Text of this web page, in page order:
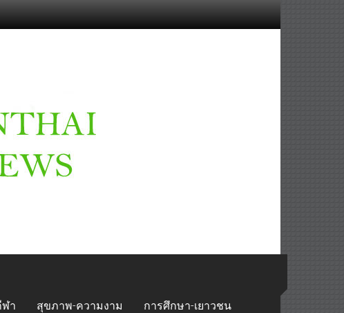
ฬา สุขภาพ-ความงาม การศึกษา-เยาวชน